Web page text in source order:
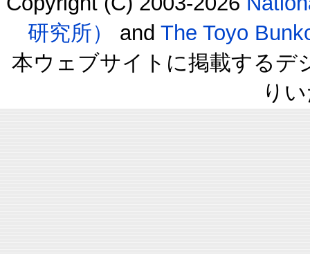
研究所）
and The Toyo
本ウェブサイトに掲載するデ
り